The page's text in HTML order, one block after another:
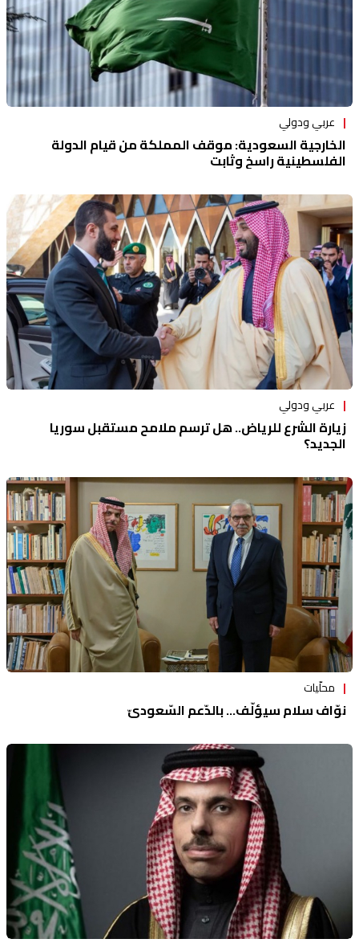
عربي ودولي
الخارجية السعودية: موقف المملكة من قيام الدولة
الفلسطينية راسخ وثابت
عربي ودولي
زيارة الشرع للرياض.. هل ترسم ملامح مستقبل سوريا
الجديد؟
محلّيات
نوّاف سلام سيؤلّف… بالدّعم السّعوديّ